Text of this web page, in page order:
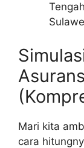
Mari kita
cara